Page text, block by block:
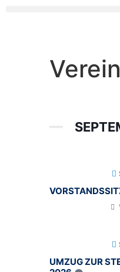
Verein
UMZUG ZUR